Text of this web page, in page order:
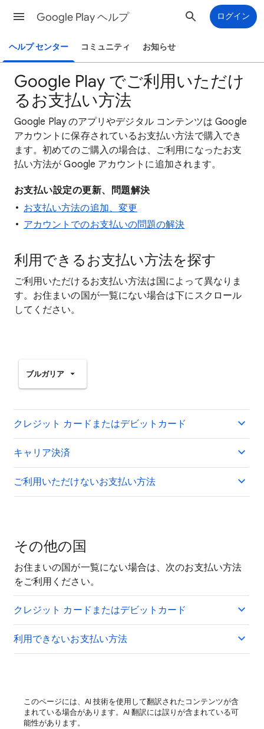
Google Play ヘルプ ログイン
ヘルプ センター コミュニティ お知らせ
Google Play でご利用いただけ
るお支払い方法
Google Play のアプリやデジタル コンテンツは Google
アカウントに保存されているお支払い方法で購入でき
ます。初めてのご購入の場合は、ご利用になったお支
払い方法が Google アカウントに追加されます。
お支払い設定の更新、問題解決
お支払い方法の追加、変更
アカウントでのお支払いの問題の解決
利用できるお支払い方法を探す
ご利用いただけるお支払い方法は国によって異なりま
す。お住まいの国が一覧にない場合は下にスクロール
してください。
ブルガリア
クレジット カードまたはデビットカード
キャリア決済
ご利用いただけないお支払い方法
その他の国
お住まいの国が一覧にない場合は、次のお支払い方法
をご利用ください。
クレジット カードまたはデビットカード
利用できないお支払い方法
このページには、AI 技術を使用して翻訳されたコンテンツが含
まれている場合があります。AI 翻訳には誤りが含まれている可
能性があります。